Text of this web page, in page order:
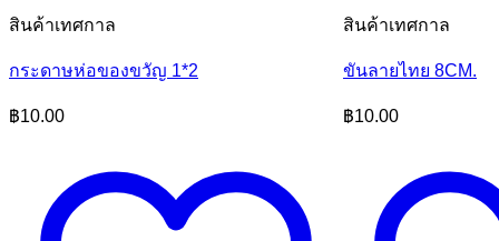
สินค้าเทศกาล
กระดาษห่อของขวัญ 1*2
฿10.00
สินค้าเทศกาล
ขันลายไทย 8CM.
฿10.00